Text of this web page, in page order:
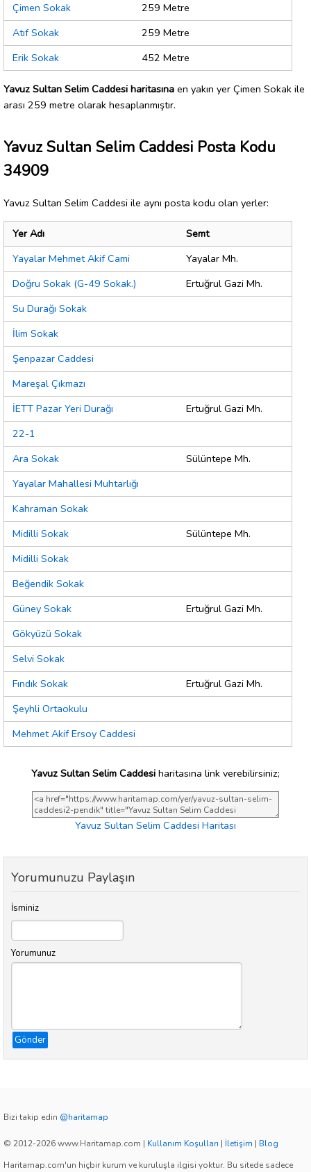
Çimen Sokak
259 Metre
Atıf Sokak
259 Metre
Erik Sokak
452 Metre
Yavuz Sultan Selim Caddesi haritasına en yakın yer Çimen Sokak ile
arası 259 metre olarak hesaplanmıştır.
Yavuz Sultan Selim Caddesi Posta Kodu
34909
Yavuz Sultan Selim Caddesi ile aynı posta kodu olan yerler:
Yer Adı
Semt
Yayalar Mehmet Akif Cami
Yayalar Mh.
Doğru Sokak (G-49 Sokak.)
Ertuğrul Gazi Mh.
Su Durağı Sokak
İlim Sokak
Şenpazar Caddesi
Mareşal Çıkmazı
İETT Pazar Yeri Durağı
Ertuğrul Gazi Mh.
22-1
Ara Sokak
Sülüntepe Mh.
Yayalar Mahallesi Muhtarlığı
Kahraman Sokak
Midilli Sokak
Sülüntepe Mh.
Midilli Sokak
Beğendik Sokak
Güney Sokak
Ertuğrul Gazi Mh.
Gökyüzü Sokak
Selvi Sokak
Fındık Sokak
Ertuğrul Gazi Mh.
Şeyhli Ortaokulu
Mehmet Akif Ersoy Caddesi
Yavuz Sultan Selim Caddesi haritasına link verebilirsiniz;
Yavuz Sultan Selim Caddesi Haritası
Yorumunuzu Paylaşın
İsminiz
Yorumunuz
Gönder
Bizi takip edin @haritamap
© 2012-2026 www.Haritamap.com | Kullanım Koşulları | İletişim | Blog
Haritamap.com'un hiçbir kurum ve kuruluşla ilgisi yoktur. Bu sitede sadece